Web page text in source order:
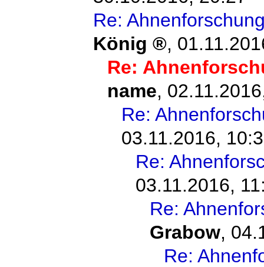
Re:
König
,
Re:
name,
Re:
03.11.2016,
Re:
03.11.2016,
Re:
Grabow,
Re: